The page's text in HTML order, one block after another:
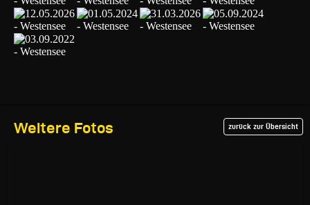
Weitere Fotos zurück zur Übersicht